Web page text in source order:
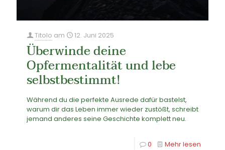
Titolo am 12. Juni 2025
Überwinde deine
Opfermentalität und lebe
selbstbestimmt!
Während du die perfekte Ausrede dafür bastelst,
warum dir das Leben immer wieder zustößt, schreibt
jemand anderes seine Geschichte komplett neu.
0 Mehr lesen